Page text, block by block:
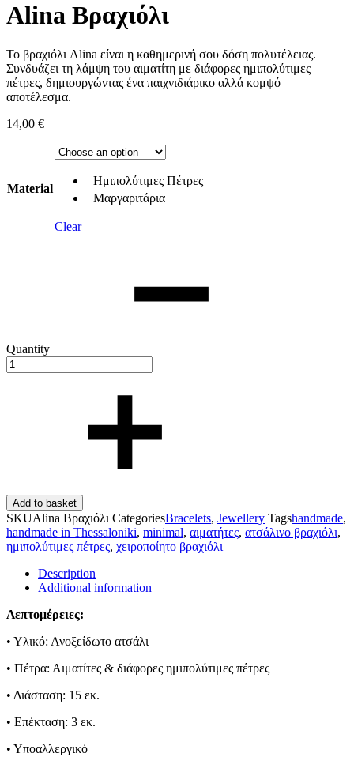
Alina Βραχιόλι
Το βραχιόλι Alina είναι η καθημερινή σου δόση πολυτέλειας.
Συνδυάζει τη λάμψη του αιματίτη με διάφορες ημιπολύτιμες
πέτρες, δημιουργώντας ένα παιχνιδιάρικο αλλά κομψό
αποτέλεσμα.
14,00 €
Material
Ημιπολύτιμες Πέτρες
Μαργαριτάρια
Clear
Quantity
Add to basket
SKUAlina Βραχιόλι CategoriesBracelets, Jewellery Tagshandmade,
handmade in Thessaloniki, minimal, αιματήτες, ατσάλινο βραχιόλι,
ημιπολύτιμες πέτρες, χειροποίητο βραχιόλι
Description
Additional information
Λεπτομέρειες:
• Υλικό: Ανοξείδωτο ατσάλι
• Πέτρα: Αιματίτες & διάφορες ημιπολύτιμες πέτρες
• Διάσταση: 15 εκ.
• Επέκταση: 3 εκ.
• Υποαλλεργικό